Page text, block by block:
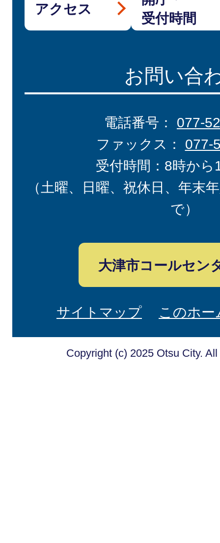
アクセス
受付時間
お問い合
電話番号： 077-
ファックス： 077-
受付時間：8時から
（土曜、日曜、祝休日、年末
で）
大津市コールセン
サイトマップ このホ
Copyright (c) 2025 Otsu City.